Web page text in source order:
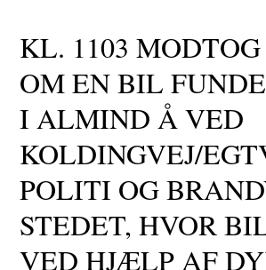
KL. 1103
OM EN BIL
I ALMIND Å VED
KOLDINGVEJ/
POLITI OG
STEDET, HVOR
VED HJÆLP AF